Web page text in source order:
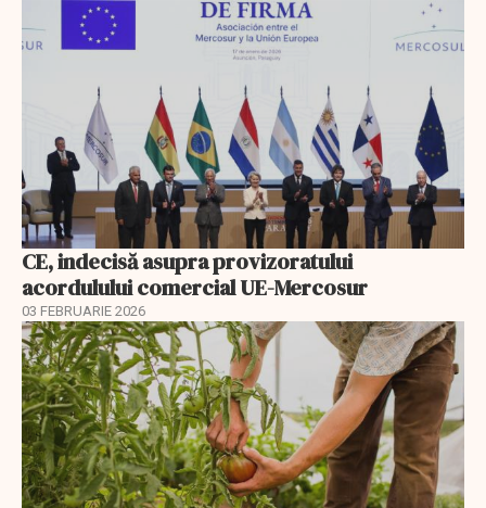
CE, indecisă asupra provizoratului
acordulului comercial UE-Mercosur
03 FEBRUARIE 2026